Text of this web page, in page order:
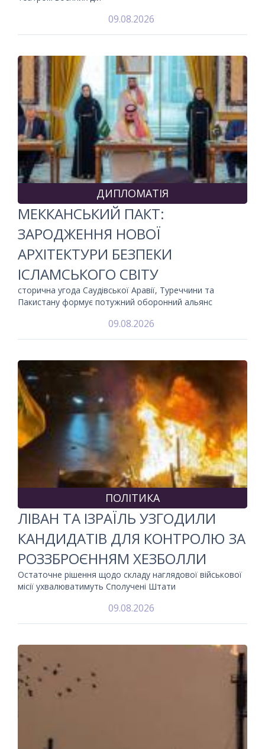
09.08.2026
ДИПЛОМАТІЯ
МЕККАНСЬКИЙ ПАКТ:
ЗАРОДЖЕННЯ НОВОЇ
АРХІТЕКТУРИ БЕЗПЕКИ
ІСЛАМСЬКОГО СВІТУ
сторична угода Саудівської Аравії, Туреччини та
Пакистану формує потужний оборонний альянс
09.08.2026
ПОЛІТИКА
ЛІВАН ТА ІЗРАЇЛЬ УЗГОДИЛИ
КАНДИДАТІВ ДЛЯ КОНТРОЛЮ ЗА
РОЗЗБРОЄННЯМ ХЕЗБОЛЛИ
Остаточне рішення щодо складу наглядової військової
місії ухвалюватимуть Сполучені Штати
09.08.2026